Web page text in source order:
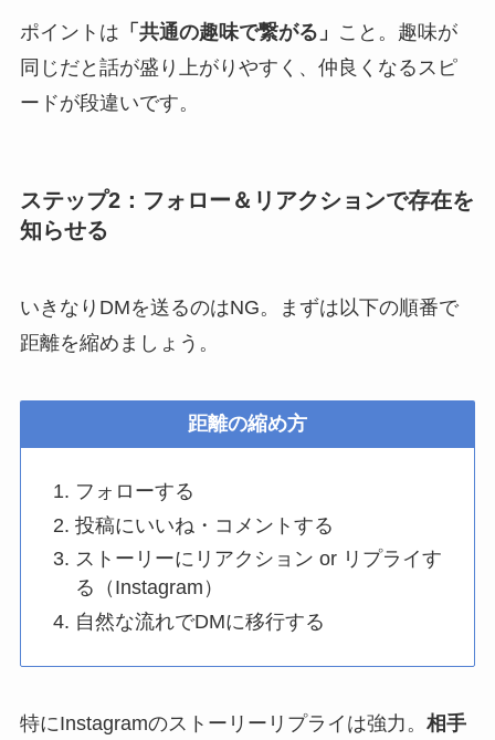
ポイントは 「共通の趣味で繋がる」 こと。趣味が
同じだと話が盛り上がりやすく、仲良くなるスピ
ードが段違いです。
ステップ2：フォロー＆リアクションで存在を
知らせる
いきなりDMを送るのはNG。まずは以下の順番で
距離を縮めましょう。
距離の縮め方
フォローする
投稿にいいね・コメントする
ストーリーにリアクション or リプライす
る（Instagram）
自然な流れでDMに移行する
特にInstagramのストーリーリプライは強力。 相手